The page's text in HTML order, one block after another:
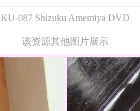
KU-087 Shizuku Amemiya DVD
该资源其他图片展示